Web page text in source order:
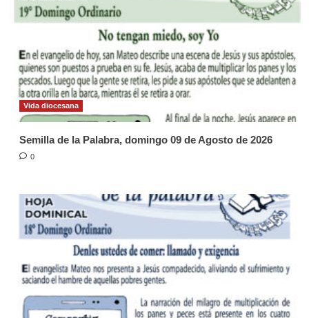
Vida diocesana
Semilla de la Palabra, domingo 09 de Agosto de 2026
0